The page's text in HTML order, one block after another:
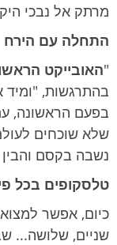
מרתק אל נבכי
התחלה עם הירח
"האובייקט
בהתרגשות,
בפעם הראשונה,
שלא שוכחים
נשבה בקסם
טלסקופים בכל
כיום, אפשר
שניים, שלושה...